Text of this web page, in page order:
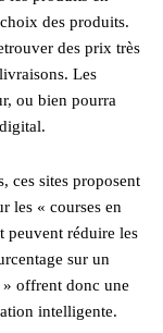
des produits.
des prix très
Les
ou bien pourra
ces sites proposent
les « courses en
peuvent réduire les
sur un
offrent donc une
intelligente.